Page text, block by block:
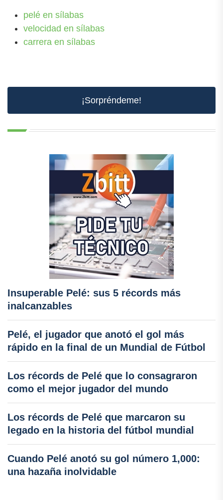
pelé en sílabas
velocidad en sílabas
carrera en sílabas
¡Sorpréndeme!
Insuperable Pelé: sus 5 récords más
inalcanzables
Pelé, el jugador que anotó el gol más
rápido en la final de un Mundial de Fútbol
Los récords de Pelé que lo consagraron
como el mejor jugador del mundo
Los récords de Pelé que marcaron su
legado en la historia del fútbol mundial
Cuando Pelé anotó su gol número 1,000:
una hazaña inolvidable